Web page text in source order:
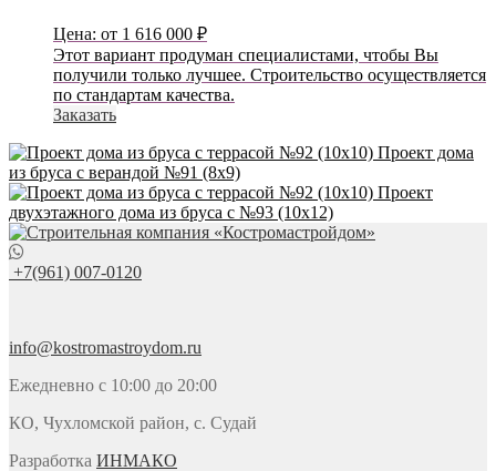
Цена: от 1 616 000 ₽
Этот вариант продуман специалистами, чтобы Вы
получили только лучшее. Строительство осуществляется
по стандартам качества.
Заказать
Проект дома
из бруса с верандой №91 (8х9)
Проект
двухэтажного дома из бруса с №93 (10х12)
+7(961) 007-0120
info@kostromastroydom.ru
Ежедневно с 10:00 до 20:00
КО, Чухломской район, с. Судай
Разработка ИНМАКО